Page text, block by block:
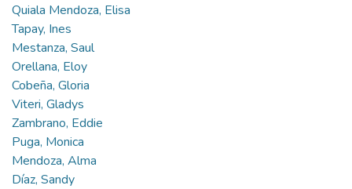
Quiala Mendoza, Elisa
Tapay, Ines
Mestanza, Saul
Orellana, Eloy
Cobeña, Gloria
Viteri, Gladys
Zambrano, Eddie
Puga, Monica
Mendoza, Alma
Díaz, Sandy